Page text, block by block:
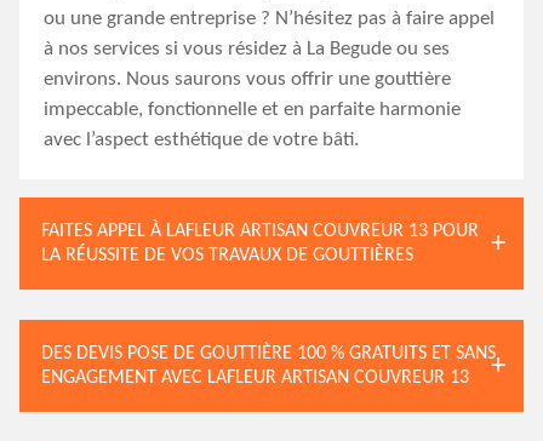
ou une grande entreprise ? N’hésitez pas à faire appel
à nos services si vous résidez à La Begude ou ses
environs. Nous saurons vous offrir une gouttière
impeccable, fonctionnelle et en parfaite harmonie
avec l’aspect esthétique de votre bâti.
FAITES APPEL À LAFLEUR ARTISAN COUVREUR 13 POUR
LA RÉUSSITE DE VOS TRAVAUX DE GOUTTIÈRES
DES DEVIS POSE DE GOUTTIÈRE 100 % GRATUITS ET SANS
ENGAGEMENT AVEC LAFLEUR ARTISAN COUVREUR 13